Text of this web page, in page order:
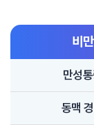
비만
만성
동맥